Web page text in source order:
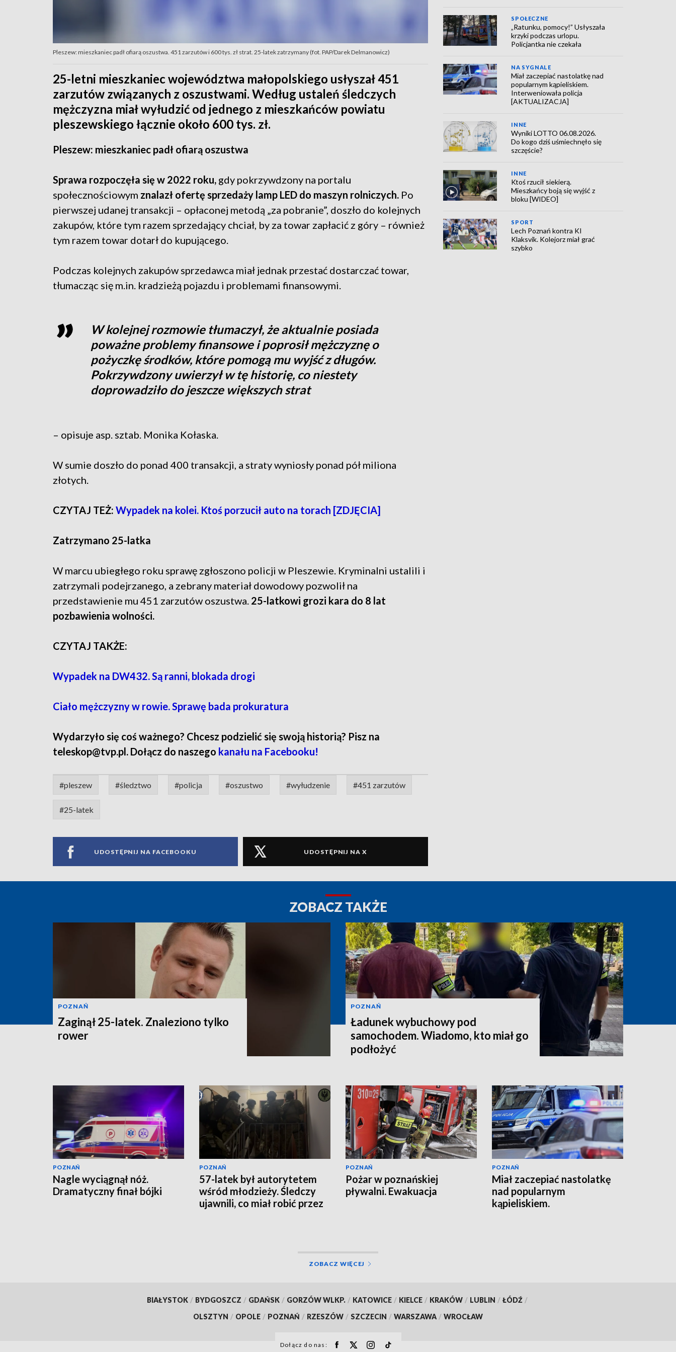
Pleszew: mieszkaniec padł ofiarą oszustwa. 451 zarzutów i 600 tys. zł strat. 25-latek zatrzymany (fot. PAP/Darek Delmanowicz)
25-letni mieszkaniec województwa małopolskiego usłyszał 451
zarzutów związanych z oszustwami. Według ustaleń śledczych
mężczyzna miał wyłudzić od jednego z mieszkańców powiatu
pleszewskiego łącznie około 600 tys. zł.
Pleszew: mieszkaniec padł ofiarą oszustwa
Sprawa rozpoczęła się w 2022 roku, gdy pokrzywdzony na portalu
społecznościowym znalazł ofertę sprzedaży lamp LED do maszyn rolniczych. Po
pierwszej udanej transakcji – opłaconej metodą „za pobranie”, doszło do kolejnych
zakupów, które tym razem sprzedający chciał, by za towar zapłacić z góry – również
tym razem towar dotarł do kupującego.
Podczas kolejnych zakupów sprzedawca miał jednak przestać dostarczać towar,
tłumacząc się m.in. kradzieżą pojazdu i problemami finansowymi.
W kolejnej rozmowie tłumaczył, że aktualnie posiada
poważne problemy finansowe i poprosił mężczyznę o
pożyczkę środków, które pomogą mu wyjść z długów.
Pokrzywdzony uwierzył w tę historię, co niestety
doprowadziło do jeszcze większych strat
– opisuje asp. sztab. Monika Kołaska.
W sumie doszło do ponad 400 transakcji, a straty wyniosły ponad pół miliona
złotych.
CZYTAJ TEŻ: Wypadek na kolei. Ktoś porzucił auto na torach [ZDJĘCIA]
Zatrzymano 25-latka
W marcu ubiegłego roku sprawę zgłoszono policji w Pleszewie. Kryminalni ustalili i
zatrzymali podejrzanego, a zebrany materiał dowodowy pozwolił na
przedstawienie mu 451 zarzutów oszustwa. 25-latkowi grozi kara do 8 lat
pozbawienia wolności.
CZYTAJ TAKŻE:
Wypadek na DW432. Są ranni, blokada drogi
Ciało mężczyzny w rowie. Sprawę bada prokuratura
Wydarzyło się coś ważnego? Chcesz podzielić się swoją historią? Pisz na
teleskop@tvp.pl. Dołącz do naszego kanału na Facebooku!
#pleszew #śledztwo #policja #oszustwo #wyłudzenie #451 zarzutów
#25-latek
UDOSTĘPNIJ NA FACEBOOKU UDOSTĘPNIJ NA X
SPOŁECZNE
„Ratunku, pomocy!” Usłyszała
krzyki podczas urlopu.
Policjantka nie czekała
NA SYGNALE
Miał zaczepiać nastolatkę nad
popularnym kąpieliskiem.
Interweniowała policja
[AKTUALIZACJA]
INNE
Wyniki LOTTO 06.08.2026.
Do kogo dziś uśmiechnęło się
szczęście?
INNE
Ktoś rzucił siekierą.
Mieszkańcy boją się wyjść z
bloku [WIDEO]
SPORT
Lech Poznań kontra KI
Klaksvik. Kolejorz miał grać
szybko
ZOBACZ TAKŻE
POZNAŃ
Zaginął 25-latek. Znaleziono tylko
rower
POZNAŃ
Ładunek wybuchowy pod
samochodem. Wiadomo, kto miał go
podłożyć
POZNAŃ
Nagle wyciągnął nóż.
Dramatyczny finał bójki
POZNAŃ
57-latek był autorytetem
wśród młodzieży. Śledczy
ujawnili, co miał robić przez
POZNAŃ
Pożar w poznańskiej
pływalni. Ewakuacja
POZNAŃ
Miał zaczepiać nastolatkę
nad popularnym
kąpieliskiem.
ZOBACZ WIĘCEJ
BIAŁYSTOK / BYDGOSZCZ / GDAŃSK / GORZÓW WLKP. / KATOWICE / KIELCE / KRAKÓW / LUBLIN / ŁÓDŹ /
OLSZTYN / OPOLE / POZNAŃ / RZESZÓW / SZCZECIN / WARSZAWA / WROCŁAW
Dołącz do nas: